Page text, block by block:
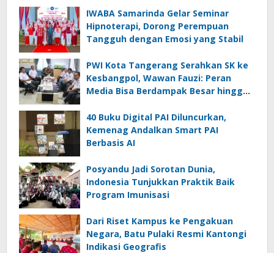
IWABA Samarinda Gelar Seminar
Hipnoterapi, Dorong Perempuan
Tangguh dengan Emosi yang Stabil
PWI Kota Tangerang Serahkan SK ke
Kesbangpol, Wawan Fauzi: Peran
Media Bisa Berdampak Besar hingga
40 Buku Digital PAI Diluncurkan,
Kemenag Andalkan Smart PAI
Berbasis AI
Posyandu Jadi Sorotan Dunia,
Indonesia Tunjukkan Praktik Baik
Program Imunisasi
Dari Riset Kampus ke Pengakuan
Negara, Batu Pulaki Resmi Kantongi
Indikasi Geografis